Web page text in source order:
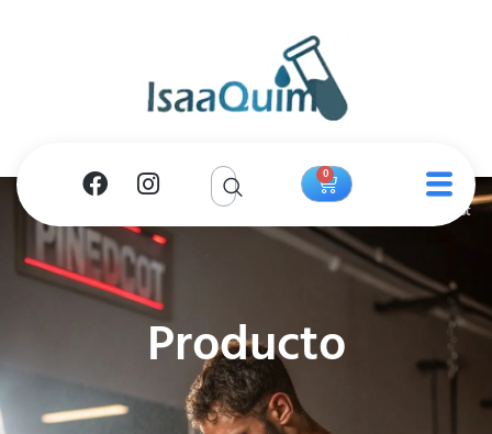
0
Producto